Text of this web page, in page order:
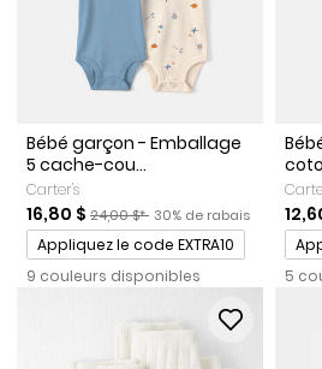
Bébé garçon - Emballage
5 cache-cou...
Carter's
Prix de solde
16,80 $ Prix ​​de détail suggéré par le
24,00 $* Pourcentage de rabais
30% de rabais
Promotions
Appliquez le code EXTRA10
9 couleurs disponibles
5